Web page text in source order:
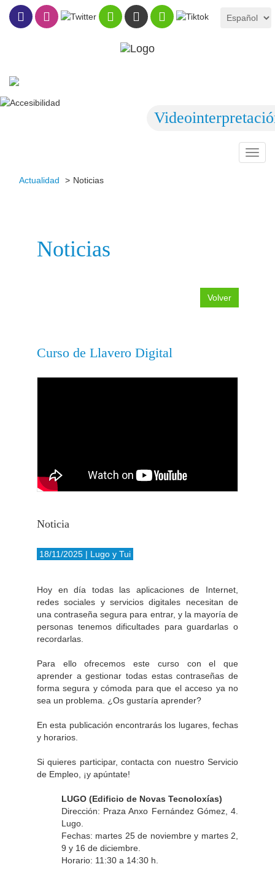
Actualidad
Noticias
Noticias
Volver
Curso de Llavero Digital
Noticia
18/11/2025 | Lugo y Tui
Hoy en día todas las aplicaciones de Internet,
redes sociales y servicios digitales necesitan de
una contraseña segura para entrar, y la mayoría de
personas tenemos dificultades para guardarlas o
recordarlas.
Para ello ofrecemos este curso con el que
aprender a gestionar todas estas contraseñas de
forma segura y cómoda para que el acceso ya no
sea un problema. ¿Os gustaría aprender?
En esta publicación encontrarás los lugares, fechas
y horarios.
Si quieres participar, contacta con nuestro Servicio
de Empleo, ¡y apúntate!
LUGO (Edificio de Novas Tecnoloxías)
Dirección: Praza Anxo Fernández Gómez, 4.
Lugo.
Fechas: martes 25 de noviembre y martes 2,
9 y 16 de diciembre.
Horario: 11:30 a 14:30 h.